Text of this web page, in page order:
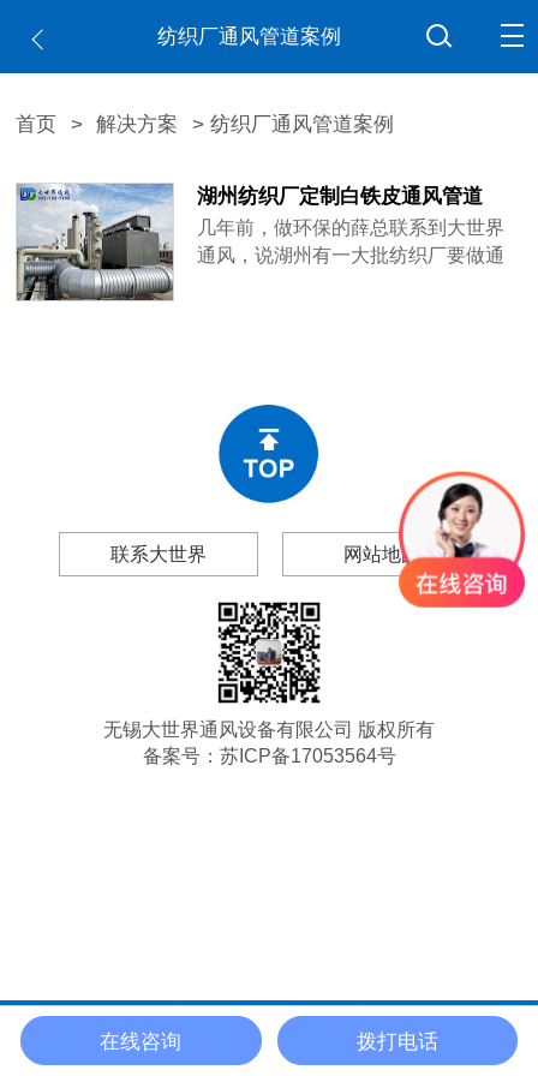
纺织厂通风管道案例
首页 > 解决方案 > 纺织厂通风管道案例
湖州纺织厂定制白铁皮通风管道
几年前，做环保的薛总联系到大世界
通风，说湖州有一大批纺织厂要做通
管道。纺织厂在生产过程中排出大量
落棉和下脚应予回收和处理，并要
防......
联系大世界 网站地图
无锡大世界通风设备有限公司 版权所有
备案号： 苏ICP备17053564号
在线咨询
在线咨询 拨打电话